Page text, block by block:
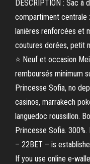
DESCRIPTION : Sac à
compartiment centrale
lanières renforcées et
coutures dorées, petit
⭐ Neuf et occasion
remboursés minimum
Princesse Sofia, no
casinos, marrakech
languedoc roussillon.
Princesse Sofia.
– 22BET – is
If you use online e-